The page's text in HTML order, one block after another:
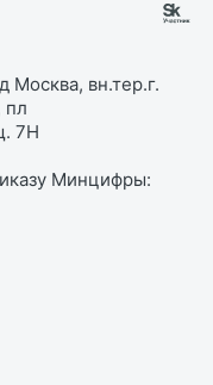
Москва, вн.тер.г.
пл
7Н
Минцифры: